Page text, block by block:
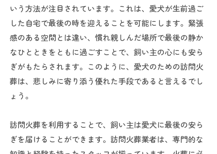
いう方法が注目されています。これは、愛犬が生前過ご
した自宅で最後の時を迎えることを可能にします。緊張
感のある空間とは違い、慣れ親しんだ場所で最後の静か
なひとときをともに過ごすことで、飼い主の心にも安ら
ぎがもたらされます。このように、愛犬のための訪問火
葬は、悲しみに寄り添う優れた手段であると言えるでし
ょう。
訪問火葬を利用することで、飼い主は愛犬に最後の安ら
ぎを届けることができます。訪問火葬業者は、専門的な